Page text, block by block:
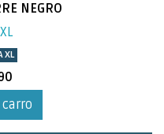
NEGRO
XL
carro